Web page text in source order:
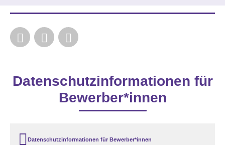
Datenschutzinformationen für
Bewerber*innen
Datenschutzinformationen für Bewerber*innen